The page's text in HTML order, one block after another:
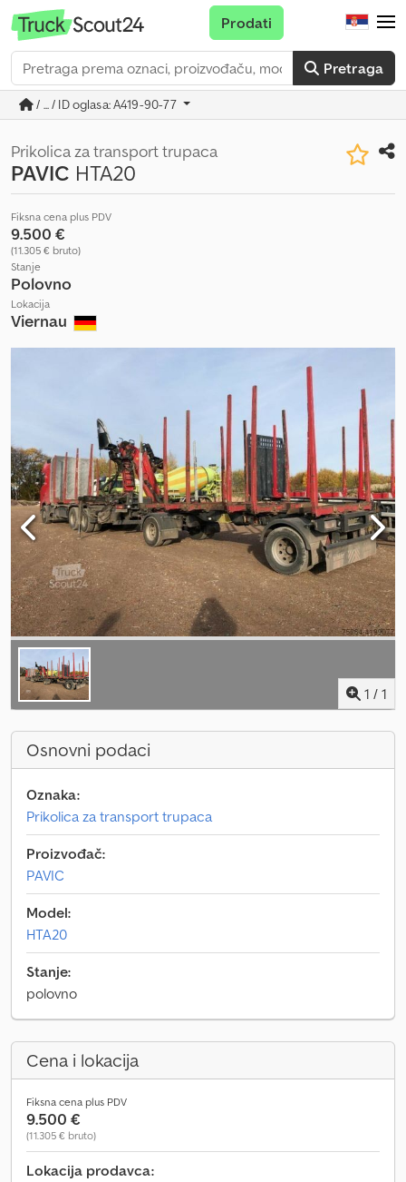
Pretraga
Prodati
/ ... / ID oglasa: A419-90-77
Prikolica za transport trupaca
PAVIC HTA20
Fiksna cena plus PDV
9.500 €
(11.305 € bruto)
Stanje
Polovno
Lokacija
Viernau
1 / 1
Osnovni podaci
Oznaka:
Prikolica za transport trupaca
Proizvođač:
PAVIC
Model:
HTA20
Stanje:
polovno
Cena i lokacija
Fiksna cena plus PDV
9.500 €
(11.305 € bruto)
Lokacija prodavca: